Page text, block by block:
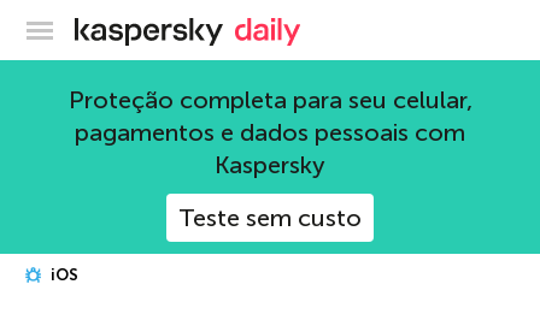
Blog oficial da Kaspersky
Proteção completa para seu celular,
pagamentos e dados pessoais com
Kaspersky
Teste sem custo
iOS